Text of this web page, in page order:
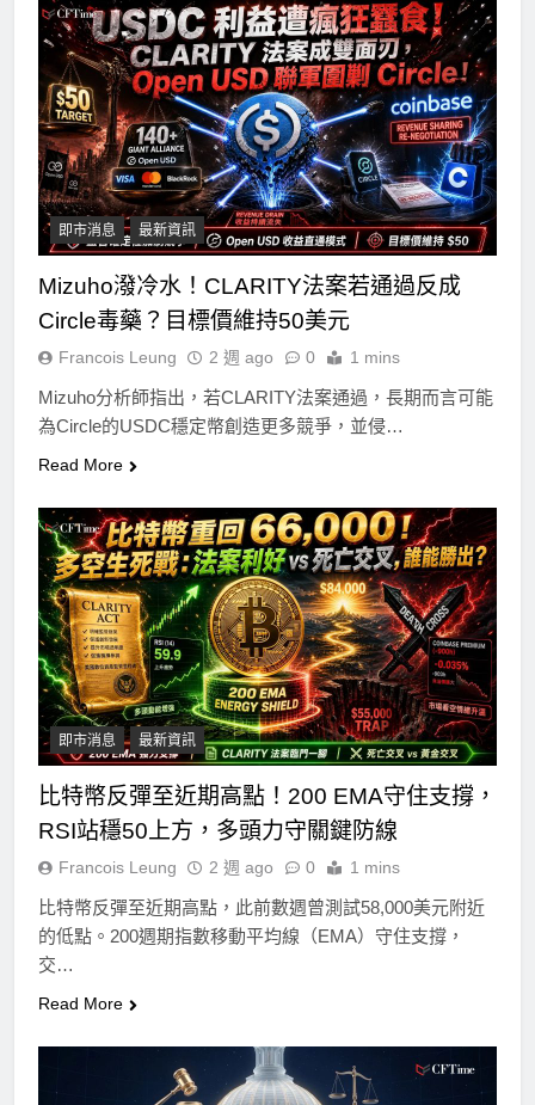
即市消息 最新資訊
Mizuho潑冷水！CLARITY法案若通過反成
Circle毒藥？目標價維持50美元
Francois Leung 2 週 ago 0 1 mins
Mizuho分析師指出，若CLARITY法案通過，長期而言可能
為Circle的USDC穩定幣創造更多競爭，並侵…
Read More
即市消息 最新資訊
比特幣反彈至近期高點！200 EMA守住支撐，
RSI站穩50上方，多頭力守關鍵防線
Francois Leung 2 週 ago 0 1 mins
比特幣反彈至近期高點，此前數週曾測試58,000美元附近
的低點。200週期指數移動平均線（EMA）守住支撐，
交…
Read More